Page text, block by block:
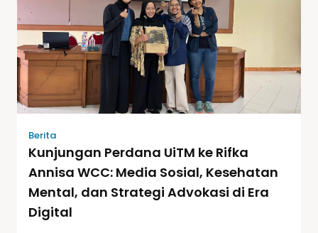
Berita
Kunjungan Perdana UiTM ke Rifka
Annisa WCC: Media Sosial, Kesehatan
Mental, dan Strategi Advokasi di Era
Digital